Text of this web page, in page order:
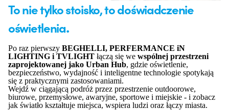
To nie tylko stoisko, to doświadczenie
oświetlenia.
Po raz pierwszy BEGHELLI, PERFERMANCE iN
LIGHTING i TVLIGHT łączą się we wspólnej przestrzeni
zaprojektowanej jako Urban Hub, gdzie oświetlenie,
bezpieczeństwo, wydajność i inteligentne technologie spotykają
się z praktycznymi zastosowaniami.
Wejdź w ciągającą podróż przez przestrzenie outdoorowe,
biurowe, przemysłowe, awaryjne, sportowe i miejskie - i zobacz
jak światło kształtuje miejsca, wspiera ludzi oraz łączy miasta.